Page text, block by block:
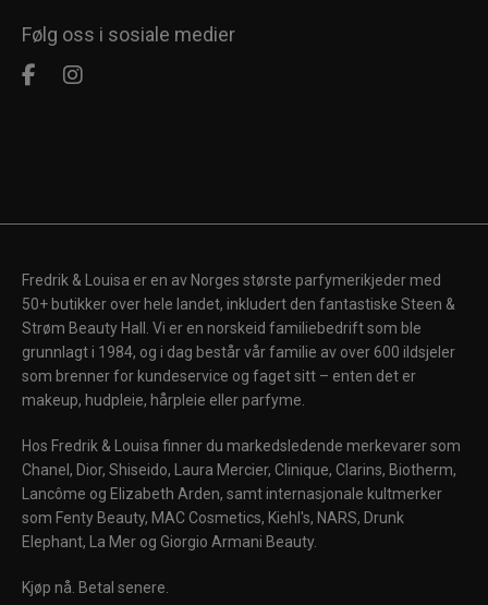
Følg oss i sosiale medier
Fredrik & Louisa er en av Norges største parfymerikjeder med
50+ butikker over hele landet, inkludert den fantastiske Steen &
Strøm Beauty Hall. Vi er en norskeid familiebedrift som ble
grunnlagt i 1984, og i dag består vår familie av over 600 ildsjeler
som brenner for kundeservice og faget sitt – enten det er
makeup, hudpleie, hårpleie eller parfyme.
Hos Fredrik & Louisa finner du markedsledende merkevarer som
Chanel, Dior, Shiseido, Laura Mercier, Clinique, Clarins, Biotherm,
Lancôme og Elizabeth Arden, samt internasjonale kultmerker
som Fenty Beauty, MAC Cosmetics, Kiehl's, NARS, Drunk
Elephant, La Mer og Giorgio Armani Beauty.
Kjøp nå. Betal senere.